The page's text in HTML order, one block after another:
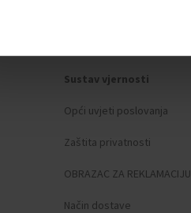
Sustav vjernosti
Opći uvjeti poslovanja
Zaštita privatnosti
OBRAZAC ZA REKLAMACIJU
Način dostave